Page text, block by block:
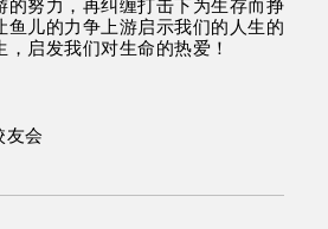
的努力，再纠缠打击下为生存而挣
鱼儿的力争上游启示我们的人生的
启发我们对生命的热爱！
友会